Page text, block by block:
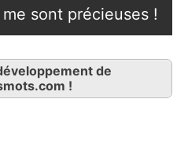
sont précieuses !
de
!